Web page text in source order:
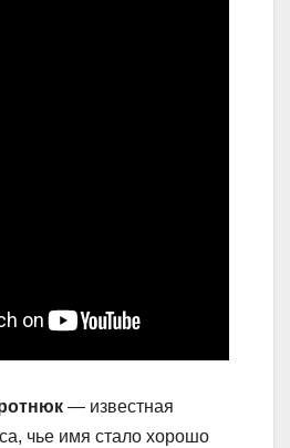
— известная
чье имя стало хорошо